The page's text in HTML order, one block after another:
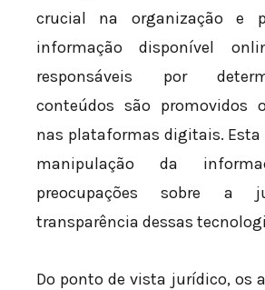
crucial na organização e
informação disponível
responsáveis por
conteúdos são promovidos
nas plataformas digitais. Esta
manipulação da
preocupações sobre
transparência dessas
Do ponto de vista jurídico, os